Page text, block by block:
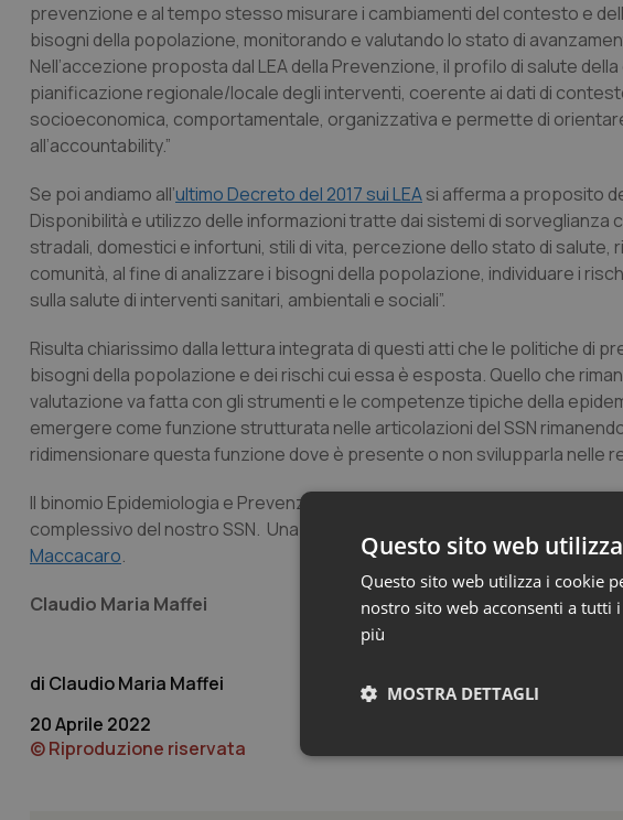
prevenzione e al tempo stesso misurare i cambiamenti del contesto e
bisogni della popolazione, monitorando e valutando lo stato di
Nell’accezione proposta dal LEA della Prevenzione, il profilo di salute
pianificazione regionale/locale degli interventi, coerente ai dati di
socioeconomica, comportamentale, organizzativa e permette di
all’accountability.”
Se poi andiamo all’ultimo Decreto del 2017 sui LEAsi afferma a proposito
Disponibilità e utilizzo delle informazioni tratte dai sistemi di
stradali, domestici e infortuni, stili di vita, percezione dello stato di
comunità, al fine di analizzare i bisogni della popolazione, individuare i
sulla salute di interventi sanitari, ambientali e sociali”.
Risulta chiarissimo dalla lettura integrata di questi atti che le politiche di
bisogni della popolazione e dei rischi cui essa è esposta. Quello che
valutazione va fatta con gli strumenti e le competenze tipiche della
emergere come funzione strutturata nelle articolazioni del SSN
ridimensionare questa funzione dove è presente o non svilupparla nelle
Il binomio Epidemiologia e Prevenzione ha una lunga storia in Italia che
complessivo del nostro SSN. Una storia che per quelli della mia
Maccacaro.
Claudio Maria Maffei
Claudio Maria Maffei
20 Aprile 2022
© Riproduzione riservata
Questo sito web
Questo sito web utilizza i cookie
nostro sito web acconsenti a tutti
più
MOSTRA DETTAGLI
Necessari